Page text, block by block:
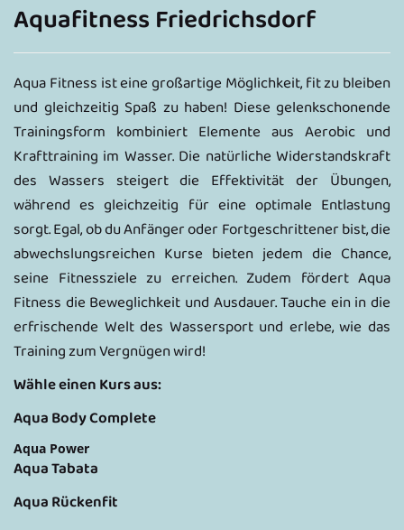
Aquafitness Friedrichsdorf
Aqua Fitness ist eine großartige Möglichkeit, fit zu bleiben
und gleichzeitig Spaß zu haben! Diese gelenkschonende
Trainingsform kombiniert Elemente aus Aerobic und
Krafttraining im Wasser. Die natürliche Widerstandskraft
des Wassers steigert die Effektivität der Übungen,
während es gleichzeitig für eine optimale Entlastung
sorgt. Egal, ob du Anfänger oder Fortgeschrittener bist, die
abwechslungsreichen Kurse bieten jedem die Chance,
seine Fitnessziele zu erreichen. Zudem fördert Aqua
Fitness die Beweglichkeit und Ausdauer. Tauche ein in die
erfrischende Welt des Wassersport und erlebe, wie das
Training zum Vergnügen wird!
Wähle einen Kurs aus:
Aqua Body Complete
Aqua Power
Aqua Tabata
Aqua Rückenfit